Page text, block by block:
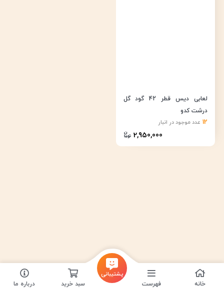
12 عدد موجود در انبار
لعابی دیس قطر 42 گود گل
درشت کدو
2,950,000
خانه فهرست درباره ما سبد خرید
پشتیبانی